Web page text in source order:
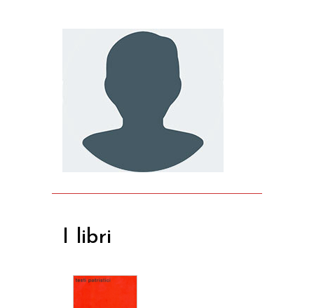
I libri